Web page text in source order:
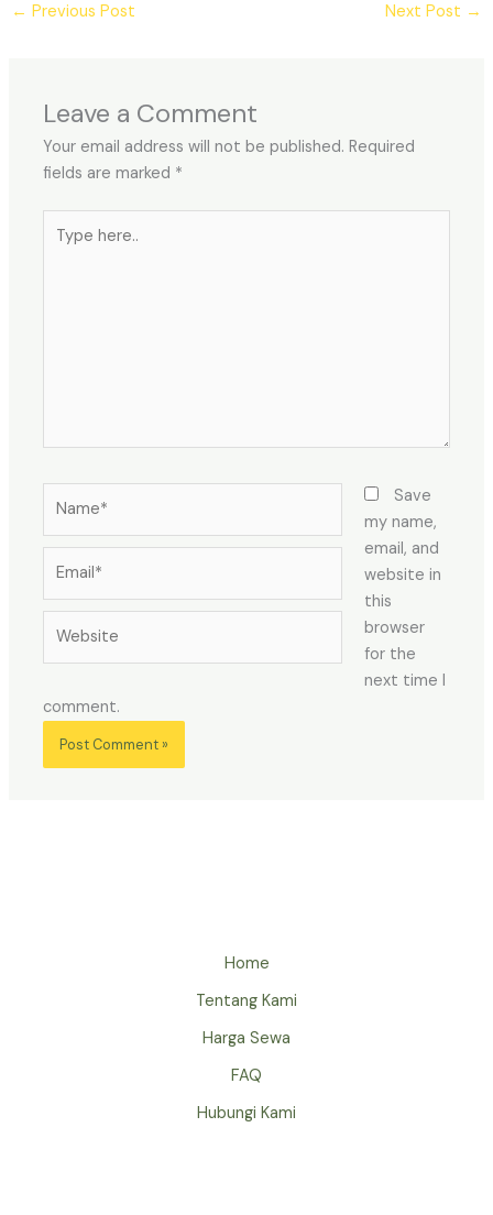
← Previous Post Next Post →
Leave a Comment
Your email address will not be published. Required
fields are marked *
here..
Save
my name,
email, and
website in
this
browser
for the
next time I
comment.
Home
Tentang Kami
Harga Sewa
FAQ
Hubungi Kami